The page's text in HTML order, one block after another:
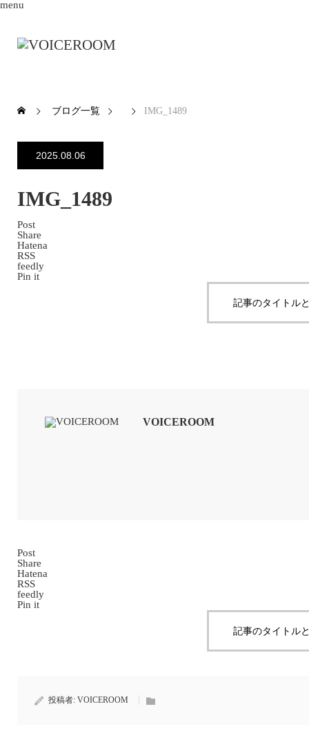
menu
ブログ一覧 IMG_1489
2025.08.06
IMG_1489
Post
Share
Hatena
RSS
feedly
Pin it
記事のタイトル
VOICEROOM
Post
Share
Hatena
RSS
feedly
Pin it
記事のタイトル
投稿者: VOICEROOM